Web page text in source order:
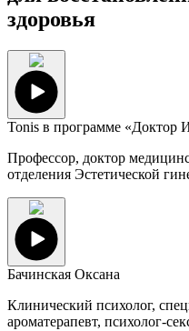
здоровья
Tonis в программе «Доктор
Профессор, доктор
отделения Эстетической
Бачинская Оксана
Клинический психолог,
ароматерапевт, психолог-